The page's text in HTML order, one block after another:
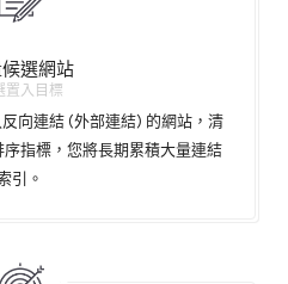
選網站
置入目標
向連結 (外部連結) 的網站，清
指標，您將長期累積大量連結
引。